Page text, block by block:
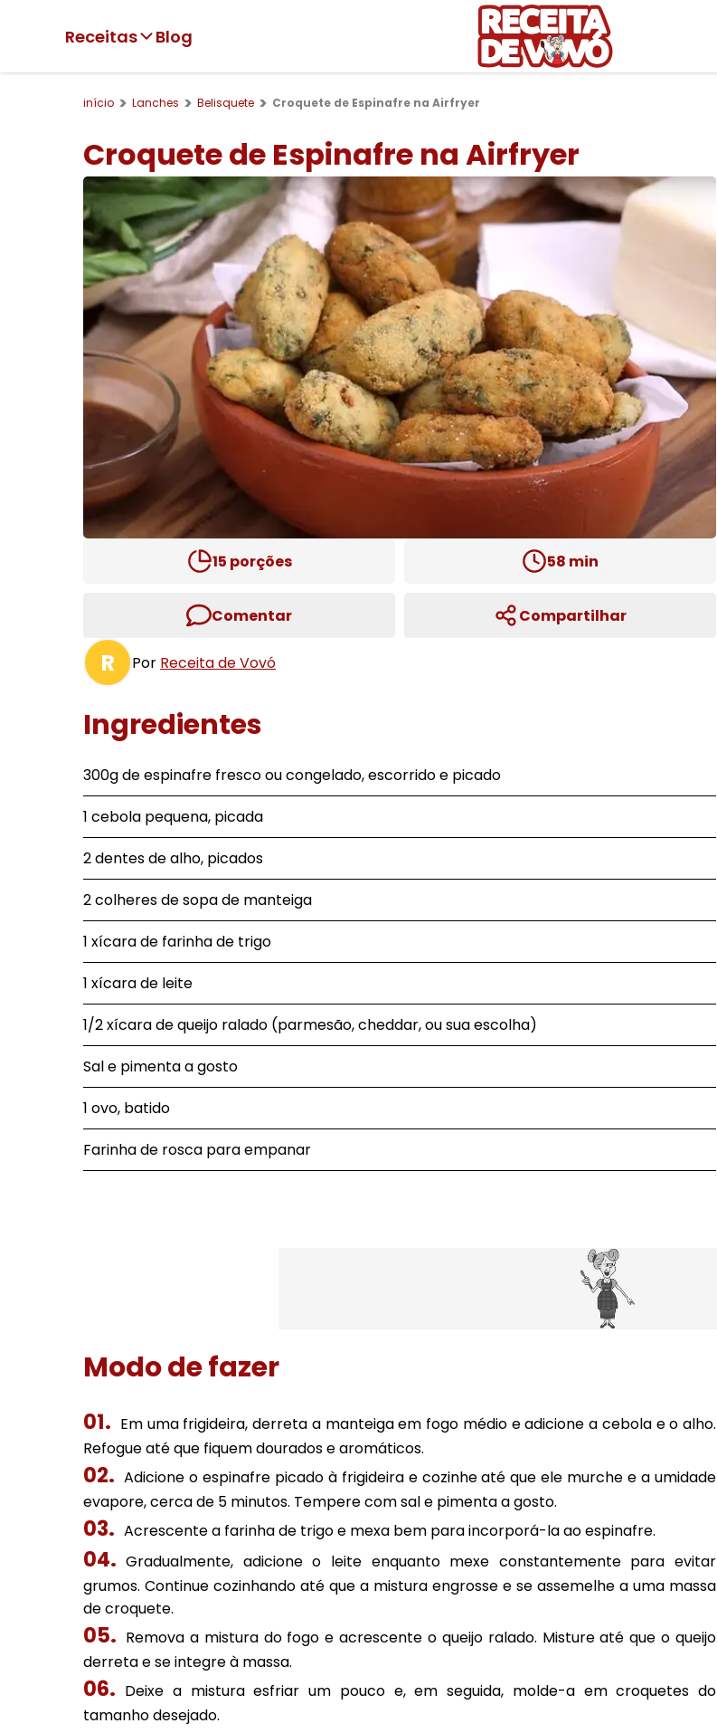
Receitas Blog
início Lanches Belisquete Croquete de Espinafre na Airfryer
Croquete de Espinafre na Airfryer
15 porções 58 min
Comentar Compartilhar
R Por Receita de Vovó
Ingredientes
300g de espinafre fresco ou congelado, escorrido e picado
1 cebola pequena, picada
2 dentes de alho, picados
2 colheres de sopa de manteiga
1 xícara de farinha de trigo
1 xícara de leite
1/2 xícara de queijo ralado (parmesão, cheddar, ou sua escolha)
Sal e pimenta a gosto
1 ovo, batido
Farinha de rosca para empanar
Modo de fazer
Em uma frigideira, derreta a manteiga em fogo médio e adicione a cebola e o alho.
Refogue até que fiquem dourados e aromáticos.
Adicione o espinafre picado à frigideira e cozinhe até que ele murche e a umidade
evapore, cerca de 5 minutos. Tempere com sal e pimenta a gosto.
Acrescente a farinha de trigo e mexa bem para incorporá-la ao espinafre.
Gradualmente, adicione o leite enquanto mexe constantemente para evitar
grumos. Continue cozinhando até que a mistura engrosse e se assemelhe a uma massa
de croquete.
Remova a mistura do fogo e acrescente o queijo ralado. Misture até que o queijo
derreta e se integre à massa.
Deixe a mistura esfriar um pouco e, em seguida, molde-a em croquetes do
tamanho desejado.